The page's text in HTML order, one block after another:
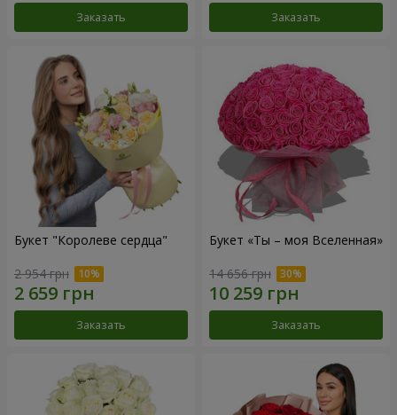
Заказать Заказать
Букет "Королеве сердца"
2 954 грн
Заказать
Букет «Ты – моя Вселенная»
14 656 грн
Заказать